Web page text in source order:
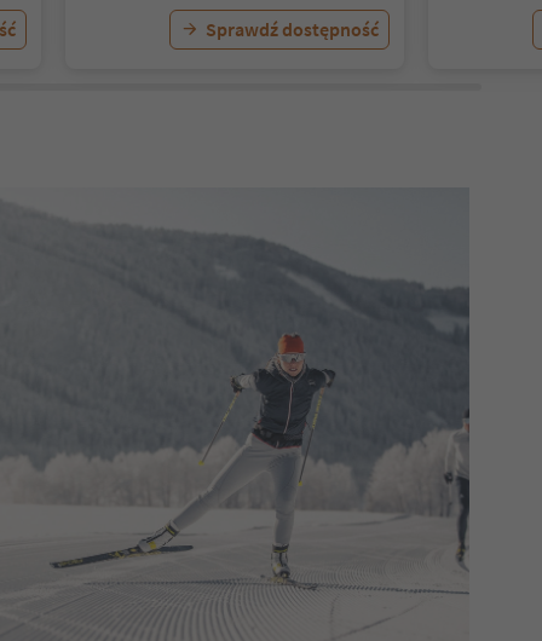
Sprawdź dostępność